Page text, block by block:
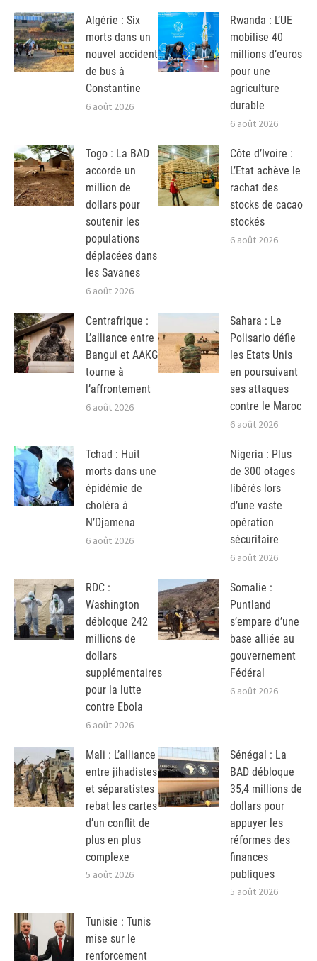
Algérie : Six
morts dans un
nouvel accident
de bus à
Constantine
6 août 2026
Rwanda : L’UE
mobilise 40
millions d’euros
pour une
agriculture
durable
6 août 2026
Togo : La BAD
accorde un
million de
dollars pour
soutenir les
populations
déplacées dans
les Savanes
6 août 2026
Côte d’Ivoire :
L’Etat achève le
rachat des
stocks de cacao
stockés
6 août 2026
Centrafrique :
L’alliance entre
Bangui et AAKG
tourne à
l’affrontement
6 août 2026
Sahara : Le
Polisario défie
les Etats Unis
en poursuivant
ses attaques
contre le Maroc
6 août 2026
Tchad : Huit
morts dans une
épidémie de
choléra à
N’Djamena
6 août 2026
Nigeria : Plus
de 300 otages
libérés lors
d’une vaste
opération
sécuritaire
6 août 2026
RDC :
Washington
débloque 242
millions de
dollars
supplémentaires
pour la lutte
contre Ebola
6 août 2026
Somalie :
Puntland
s’empare d’une
base alliée au
gouvernement
Fédéral
6 août 2026
Mali : L’alliance
entre jihadistes
et séparatistes
rebat les cartes
d’un conflit de
plus en plus
complexe
5 août 2026
Sénégal : La
BAD débloque
35,4 millions de
dollars pour
appuyer les
réformes des
finances
publiques
5 août 2026
Tunisie : Tunis
mise sur le
renforcement